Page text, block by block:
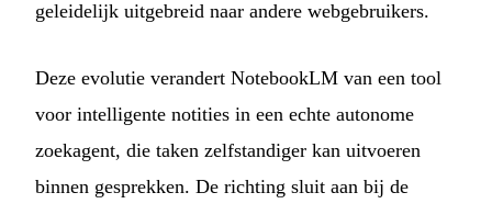
geleidelijk uitgebreid naar andere webgebruikers.
Deze evolutie verandert NotebookLM van een tool
voor intelligente notities in een echte autonome
zoekagent, die taken zelfstandiger kan uitvoeren
binnen gesprekken. De richting sluit aan bij de